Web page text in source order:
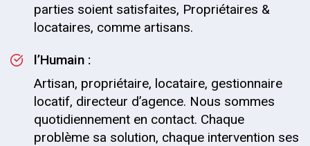
parties soient satisfaites, Propriétaires &
locataires, comme artisans.
l’Humain :
Artisan, propriétaire, locataire, gestionnaire
locatif, directeur d’agence. Nous sommes
quotidiennement en contact. Chaque
problème sa solution, chaque intervention ses